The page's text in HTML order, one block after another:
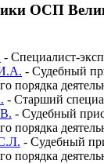
ОСП
- Специалист-
- Судебный
порядка
- Старший
- Судебный
порядка
- Судебный
порядка